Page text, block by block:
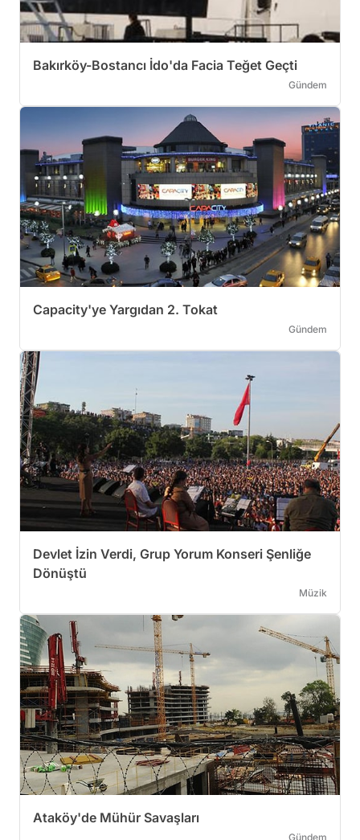
Bakırköy-Bostancı İdo'da Facia Teğet Geçti
Gündem
Capacity'ye Yargıdan 2. Tokat
Gündem
Devlet İzin Verdi, Grup Yorum Konseri Şenliğe
Dönüştü
Müzik
Ataköy'de Mühür Savaşları
Gündem